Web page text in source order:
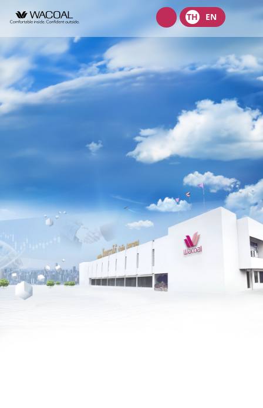
Wacoal
shop
TH EN
เกี่ยวกับเรา
วิสัยทัศน์ พันธกิจ และค่านิยม
ประวัติความเป็นมา
ลักษณะการประกอบธุรกิจ
คณะกรรมการ
ข้อบังคับบริษัท
ผลิตภัณฑ์
ชุดชั้นในสตรี
นักลงทุนสัมพันธ์
จุดเด่นทางการเงิน
ข้อมูลราคาหลักทรัพย์
ข้อมูลสำหรับผู้ถือหุ้น
ข่าวสารเพื่อนักลงทุน
ข้อมูลนำเสนอ
สอบถามข้อมูลนักลงทุน
การกำกับดูแลกิจการ
หลักการกำกับดูแลกิจการที่ดี
รายงานคณะกรรมการธรรมาภิบาลและการพัฒนาเพื่อความยั่งยืน
รายงานการปฎิบัติตามหลักการกำกับดูแลกิจการ
การต่อต้านคอร์รัปชัน
นโยบายการแจ้งเบาะแสหรือข้อร้องเรียน
นโยบายการกำกับดูแลบริษัทย่อยและบริษัทร่วม
นโยบายการสรรหากรรมการบริษัทและผู้บริหารระดับสูง
นโยบายการบริหารความเสี่ยง
นโยบายด้านภาษี
นโยบายด้านสิทธิมนุษยชน
ความยั่งยืน
นโยบายด้านสังคม
นโยบายด้านสิ่งแวดล้อม
การขับเคลื่อนธุรกิจเพื่อความยั่งยืน
การบริหารจัดการห่วงโซ่คุณค่าของธุรกิจ
สมัครงาน
ติดต่อ
บริษัท ไทยวาโก้ จำกัด (มหาชน)
บริษัท วาโก้ศรีราชา จำกัด
บริษัท วาโก้ลำพูน จำกัด
บริษัท วาโก้กบินทร์บุรี จำกัด